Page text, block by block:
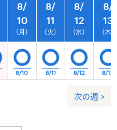
8/
10
（月）
8/
11
（火）
8/
12
（水）
8/10 8/11 8/12
8/
13
（木）
8/13
次の週 >